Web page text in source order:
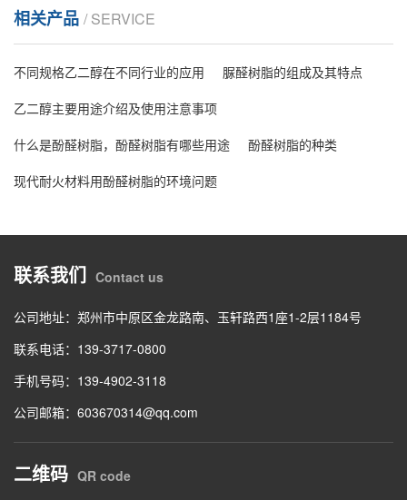
相关产品 / SERVICE
不同规格乙二醇在不同行业的应用
脲醛树脂的组成及其特点
乙二醇主要用途介绍及使用注意事项
什么是酚醛树脂，酚醛树脂有哪些用途
酚醛树脂的种类
现代耐火材料用酚醛树脂的环境问题
联系我们 Contact us
公司地址：郑州市中原区金龙路南、玉轩路西1座1-2层1184号
联系电话：139-3717-0800
手机号码：139-4902-3118
公司邮箱：603670314@qq.com
二维码 QR code